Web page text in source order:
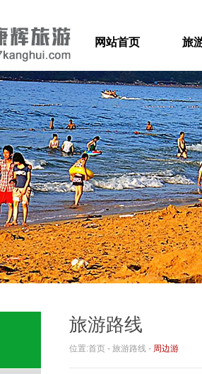
网站首页 旅
旅游路线
位置:首页 - 旅游路线 - 周边游